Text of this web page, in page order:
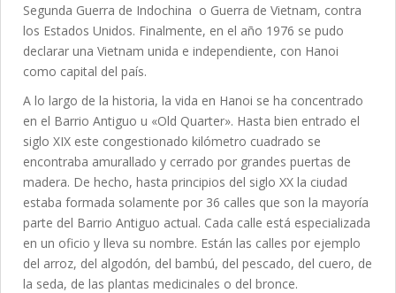
Segunda Guerra de Indochina o Guerra de Vietnam, contra
los Estados Unidos. Finalmente, en el año 1976 se pudo
declarar una Vietnam unida e independiente, con Hanoi
como capital del país.
A lo largo de la historia, la vida en Hanoi se ha concentrado
en el Barrio Antiguo u «Old Quarter». Hasta bien entrado el
siglo XIX este congestionado kilómetro cuadrado se
encontraba amurallado y cerrado por grandes puertas de
madera. De hecho, hasta principios del siglo XX la ciudad
estaba formada solamente por 36 calles que son la mayoría
parte del Barrio Antiguo actual. Cada calle está especializada
en un oficio y lleva su nombre. Están las calles por ejemplo
del arroz, del algodón, del bambú, del pescado, del cuero, de
la seda, de las plantas medicinales o del bronce.